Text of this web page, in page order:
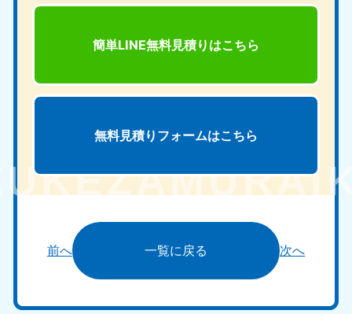
簡単LINE無料見積りはこちら
無料見積りフォームはこちら
前へ 一覧に戻る 次へ